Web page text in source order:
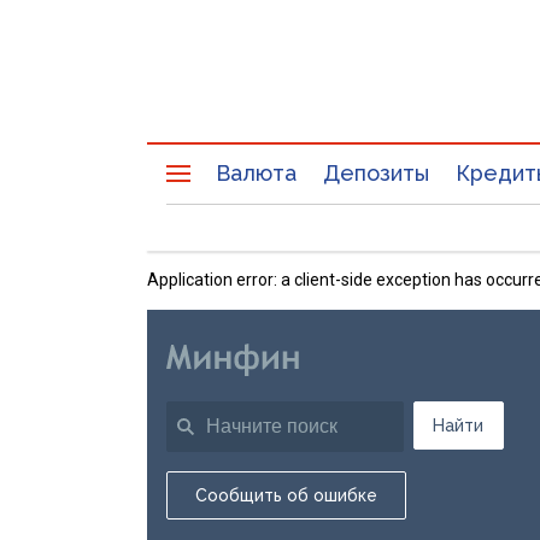
Валюта Депозиты
Application error: a client-side exception has
Найти
Сообщить об ошибке